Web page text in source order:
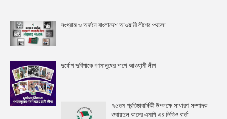
সংগ্রাম ও অর্জনে বাংলাদেশ আওয়ামী লীগের পথচলা
দুর্যোগ দুর্বিপাকে গণমানুষের পাশে আওযা়মী লীগ
৭৫তম প্রতিষ্ঠাবার্ষিকী উপলক্ষে সাধারণ সম্পাদক
ওবায়দুল কাদের এমপি-এর ভিডিও বার্তা